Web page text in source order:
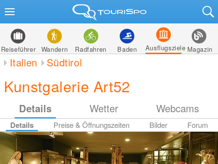
Reiseführer Wandern Radfahren Baden Ausflugsziele Magazin
Italien Südtirol
Kunstgalerie Art52
Details Wetter Webcams
Details Preise & Öffnungszeiten Bilder Forum